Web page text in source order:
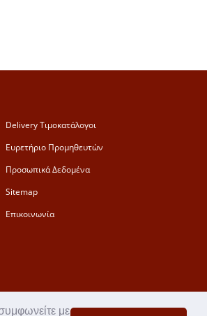
με
Delivery Τιμοκατάλογοι
Ευρετήριο Προμηθευτών
Προσωπικά Δεδομένα
Sitemap
Επικοινωνία